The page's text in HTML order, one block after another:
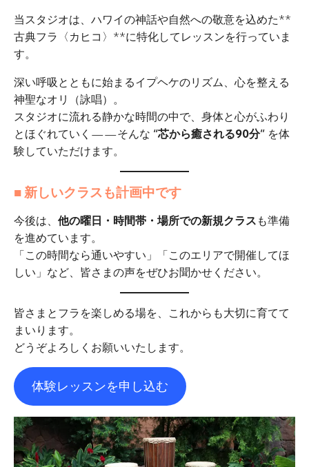
当スタジオは、ハワイの神話や自然への敬意を込めた**
古典フラ〈カヒコ〉**に特化してレッスンを行っていま
す。
深い呼吸とともに始まるイプヘケのリズム、心を整える
神聖なオリ（詠唱）。
スタジオに流れる静かな時間の中で、身体と心がふわり
とほぐれていく——そんな “芯から癒される90分” を体
験していただけます。
■ 新しいクラスも計画中です
今後は、 他の曜日・時間帯・場所での新規クラス も準備
を進めています。
「この時間なら通いやすい」「このエリアで開催してほ
しい」など、皆さまの声をぜひお聞かせください。
皆さまとフラを楽しめる場を、これからも大切に育てて
まいります。
どうぞよろしくお願いいたします。
体験レッスンを申し込む